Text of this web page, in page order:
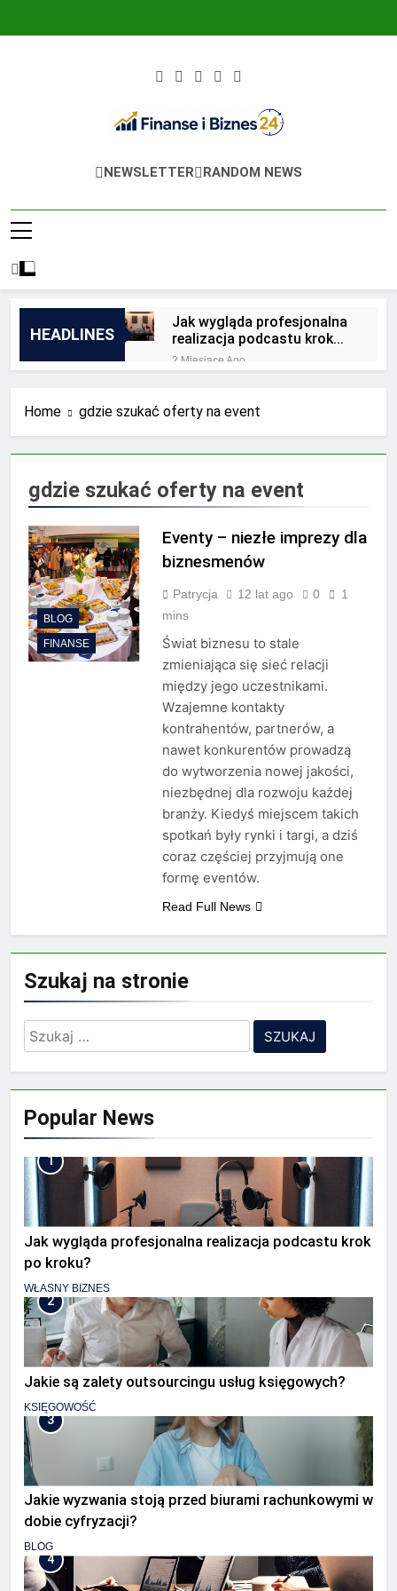
Finanse I Biznes
Jak Zadbać O Własne Finanse? Fachowa
NEWSLETTER RANDOM NEWS
HEADLINES
Jak wygląda profesjonalna
realizacja podcastu krok
po kroku?
2 Miesiące Ago
księgowych?
2 Lata Ago
Jakie wyzwania stoją przed
biurami rachunkowymi w
Najnowsze trendy w
rodzinnym
2 Lata Ago
Półki na dokumenty –
uporządkuj biuro dzięki
szufladkom
2 Lata Ago
Pomoc przy zakładaniu
wiedzieć?
Co to jest zespół
rozproszony?
2 Lata Ago
Przewodnik po odliczaniu
VAT od paliwa: pełne,
częściowe i minimalne
odliczenia
2 Lata Ago
Kserokopiarki Konica
Minolta – kiedy wybrać
kolorowe, a kiedy czarno-
białe?
2 Lata Ago
Na czym polega
rozliczanie podatku?
2 Lata Ago
Home gdzie szukać oferty na event
gdzie szukać oferty na event
BLOG
FINANSE
Eventy – niezłe imprezy dla
biznesmenów
Patrycja 12 lat ago 0
1
mins
Świat biznesu to stale
zmieniająca się sieć relacji
między jego uczestnikami.
Wzajemne kontakty
kontrahentów, partnerów, a
nawet konkurentów prowadzą
do wytworzenia nowej jakości,
niezbędnej dla rozwoju każdej
branży. Kiedyś miejscem takich
spotkań były rynki i targi, a dziś
coraz częściej przyjmują one
formę eventów.
Read Full News
Szukaj na stronie
Szukaj:
Popular News
1
Jak wygląda profesjonalna realizacja podcastu krok
po kroku?
WŁASNY BIZNES
2
Jakie są zalety outsourcingu usług księgowych?
KSIĘGOWOŚĆ
3
Jakie wyzwania stoją przed biurami rachunkowymi w
dobie cyfryzacji?
BLOG
4